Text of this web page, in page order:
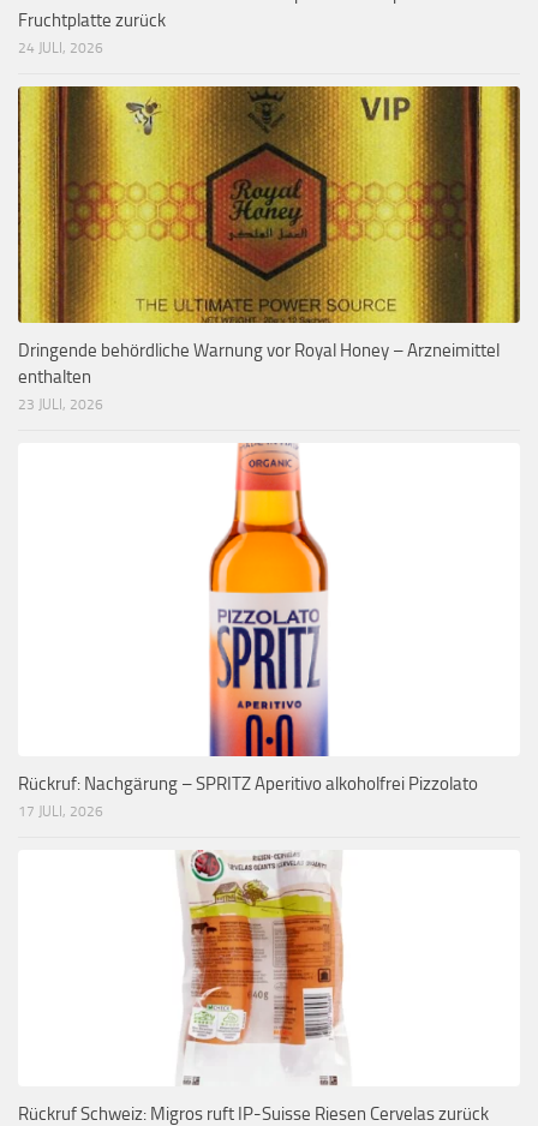
Fruchtplatte zurück
24 JULI, 2026
Dringende behördliche Warnung vor Royal Honey – Arzneimittel
enthalten
23 JULI, 2026
Rückruf: Nachgärung – SPRITZ Aperitivo alkoholfrei Pizzolato
17 JULI, 2026
Rückruf Schweiz: Migros ruft IP-Suisse Riesen Cervelas zurück